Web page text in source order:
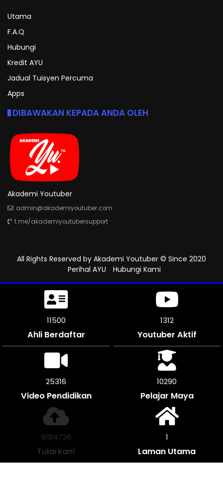
Utama
F.A.Q
Hubungi
Kredit AYU
Jadual Tuisyen Percuma
Apps
DIBAWAKAN KEPADA ANDA OLEH
Akademi Youtuber
admin@akademiyoutuber.com
t.me/akademiyoutubersupport
All Rights Reserved by Akademi Youtuber © Since 2020
Perihal AYU
Hubungi Kami
11500
Ahli Berdaftar
1312
Youtuber Aktif
25316
Video Pendidikan
10290
Pelajar Maya
8403360
Tularkan!
1
Laman Utama